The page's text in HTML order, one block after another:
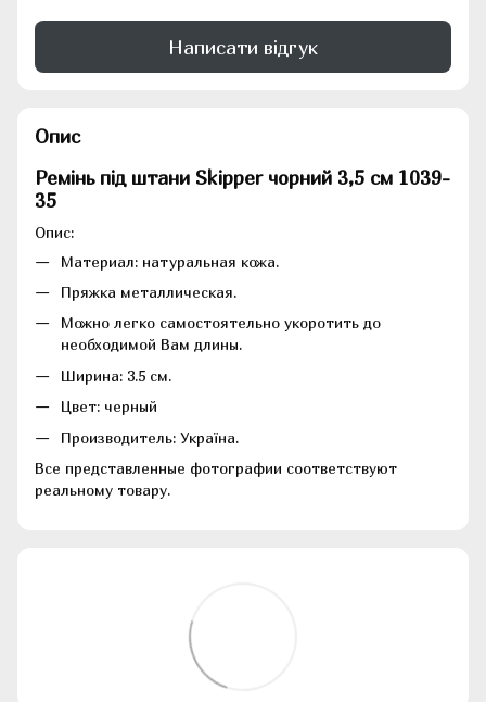
Написати відгук
Опис
Ремінь під штани Skipper чорний 3,5 см 1039-
35
Опис:
Материал: натуральная кожа.
Пряжка металлическая.
Можно легко самостоятельно укоротить до
необходимой Вам длины.
Ширина: 3.5 см.
Цвет: черный
Производитель: Україна.
Все представленные фотографии соответствуют
реальному товару.